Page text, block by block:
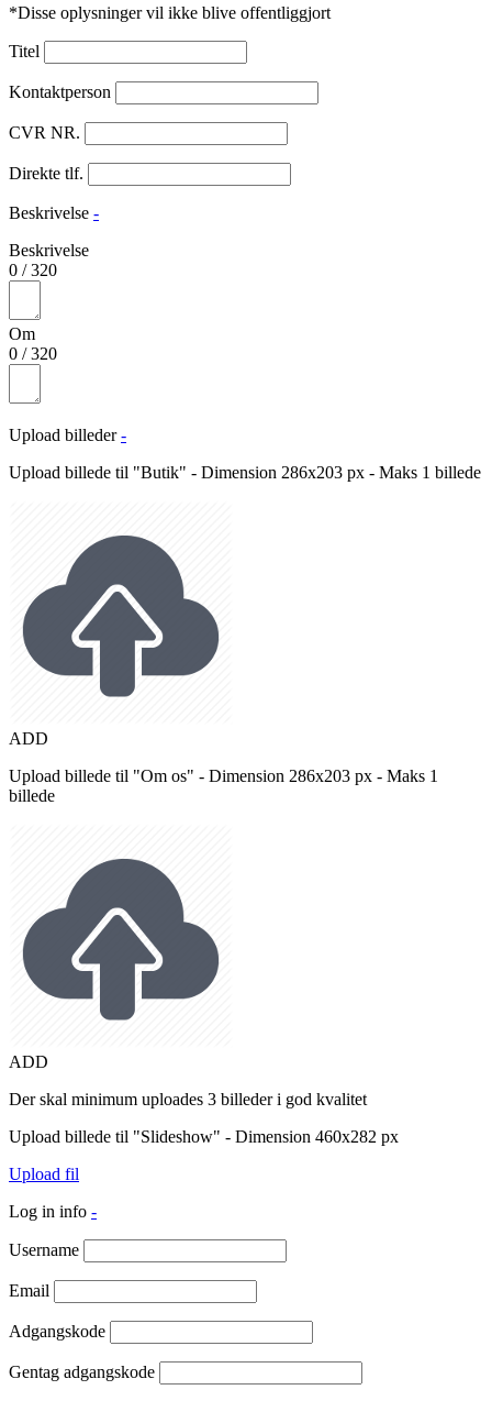
*Disse oplysninger vil ikke blive offentliggjort
Titel
Kontaktperson
CVR NR.
Direkte tlf.
Beskrivelse -
Beskrivelse
0 /320
Om
0 /320
Upload billeder -
Upload billede til "Butik" - Dimension 286x203 px - Maks 1 billede
ADD
Upload billede til "Om os" - Dimension 286x203 px - Maks 1
billede
ADD
Der skal minimum uploades 3 billeder i god kvalitet
Upload billede til "Slideshow" - Dimension 460x282 px
Upload fil
Log in info -
Username
Email
Adgangskode
Gentag adgangskode